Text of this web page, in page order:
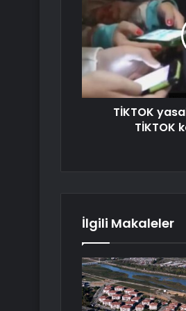
TİKTOK
TİKTOK
İlgili Makaleler